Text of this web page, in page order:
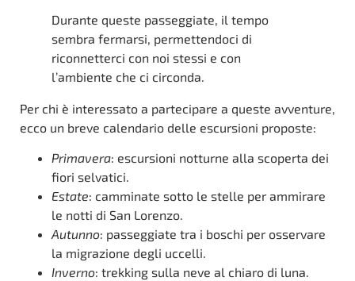
Durante queste passeggiate, il tempo
sembra fermarsi, permettendoci di
riconnetterci con noi stessi e con
l’ambiente che ci circonda.
Per chi è interessato a partecipare a queste avventure,
ecco un breve calendario delle escursioni proposte:
Primavera: escursioni notturne alla scoperta dei
fiori selvatici.
Estate: camminate sotto le stelle per ammirare
le notti di San Lorenzo.
Autunno: passeggiate tra i boschi per osservare
la migrazione degli uccelli.
Inverno: trekking sulla neve al chiaro di luna.